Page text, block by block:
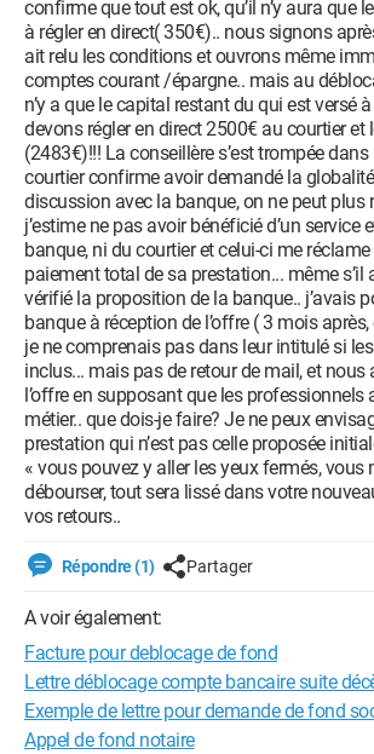
confirme que tout est ok, qu’il n’y aura que
à régler en direct( 350€).. nous signons
ait relu les conditions et ouvrons même
comptes courant /épargne.. mais au
n’y a que le capital restant du qui est versé
devons régler en direct 2500€ au courtier et
(2483€)!!! La conseillère s’est trompée
courtier confirme avoir demandé la
discussion avec la banque, on ne peut plus
j’estime ne pas avoir bénéficié d’un service
banque, ni du courtier et celui-ci me
paiement total de sa prestation... même s’il
vérifié la proposition de la banque.. j’avais
banque à réception de l’offre ( 3 mois
je ne comprenais pas dans leur intitulé si
inclus... mais pas de retour de mail, et nous
l’offre en supposant que les professionnels
métier.. que dois-je faire? Je ne peux
prestation qui n’est pas celle proposée
« vous pouvez y aller les yeux fermés, vous
débourser, tout sera lissé dans votre
vos retours..
Répondre (1) Partager
A voir également:
Facture pour deblocage de fond
Lettre déblocage compte bancaire suite
Exemple de lettre pour demande de fond
Appel de fond notaire